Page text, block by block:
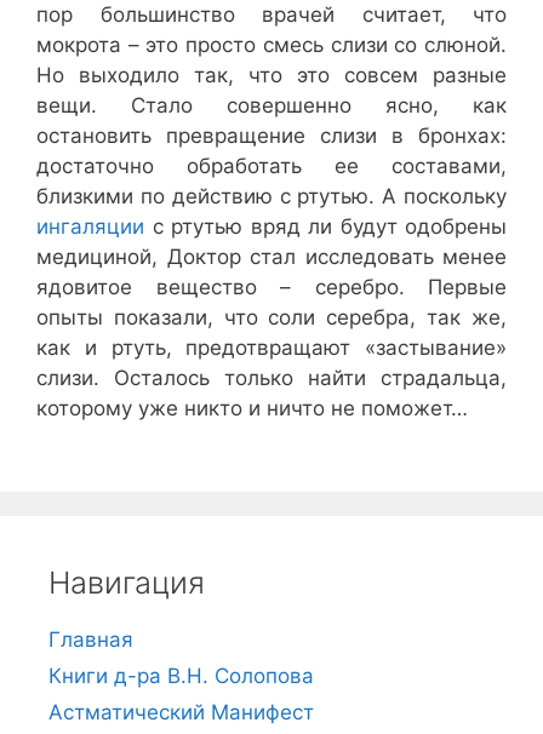
пор большинство врачей считает, что
мокрота – это просто смесь слизи со слюной.
Но выходило так, что это совсем разные
вещи. Стало совершенно ясно, как
остановить превращение слизи в бронхах:
достаточно обработать ее составами,
близкими по действию с ртутью. А поскольку
ингаляции с ртутью вряд ли будут одобрены
медициной, Доктор стал исследовать менее
ядовитое вещество – серебро. Первые
опыты показали, что соли серебра, так же,
как и ртуть, предотвращают «застывание»
слизи. Осталось только найти страдальца,
которому уже никто и ничто не поможет…
Навигация
Главная
Книги д-ра В.Н. Солопова
Астматический Манифест